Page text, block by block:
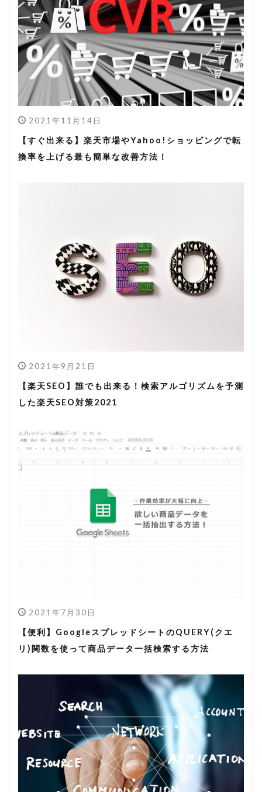
2021年11月14日
【すぐ出来る】楽天市場やYahoo!ショッピングで転
換率を上げる最も簡単な改善方法！
2021年9月21日
【楽天SEO】誰でも出来る！検索アルゴリズムを予測
した楽天SEO対策2021
2021年7月30日
【便利】GoogleスプレッドシートのQUERY(クエ
リ)関数を使って商品データ一括検索する方法